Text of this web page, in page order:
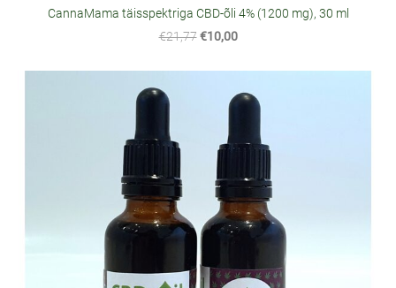
CannaMama täisspektriga CBD-õli 4% (1200 mg), 30 ml
€21,77 €10,00